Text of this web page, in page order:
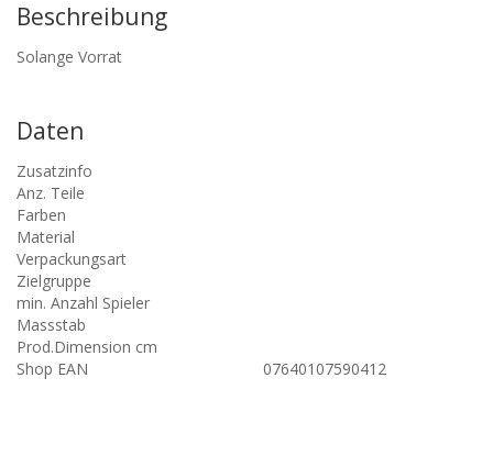
Beschreibung
Solange Vorrat
Daten
Zusatzinfo
Anz. Teile
Farben
Material
Verpackungsart
Zielgruppe
min. Anzahl Spieler
Massstab
Prod.Dimension cm
Shop EAN
07640107590412